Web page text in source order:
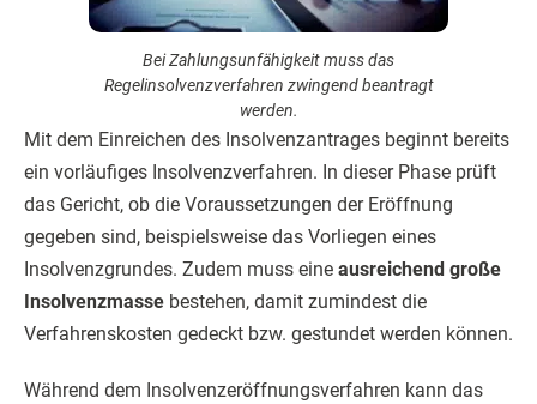
Bei Zahlungsunfähigkeit muss das
Regelinsolvenzverfahren zwingend beantragt
werden.
Mit dem Einreichen des Insolvenzantrages beginnt bereits
ein vorläufiges Insolvenzverfahren. In dieser Phase prüft
das Gericht, ob die Voraussetzungen der Eröffnung
gegeben sind, beispielsweise das Vorliegen eines
Insolvenzgrundes. Zudem muss eine ausreichend große
Insolvenzmasse bestehen, damit zumindest die
Verfahrenskosten gedeckt bzw. gestundet werden können.
Während dem Insolvenzeröffnungsverfahren kann das